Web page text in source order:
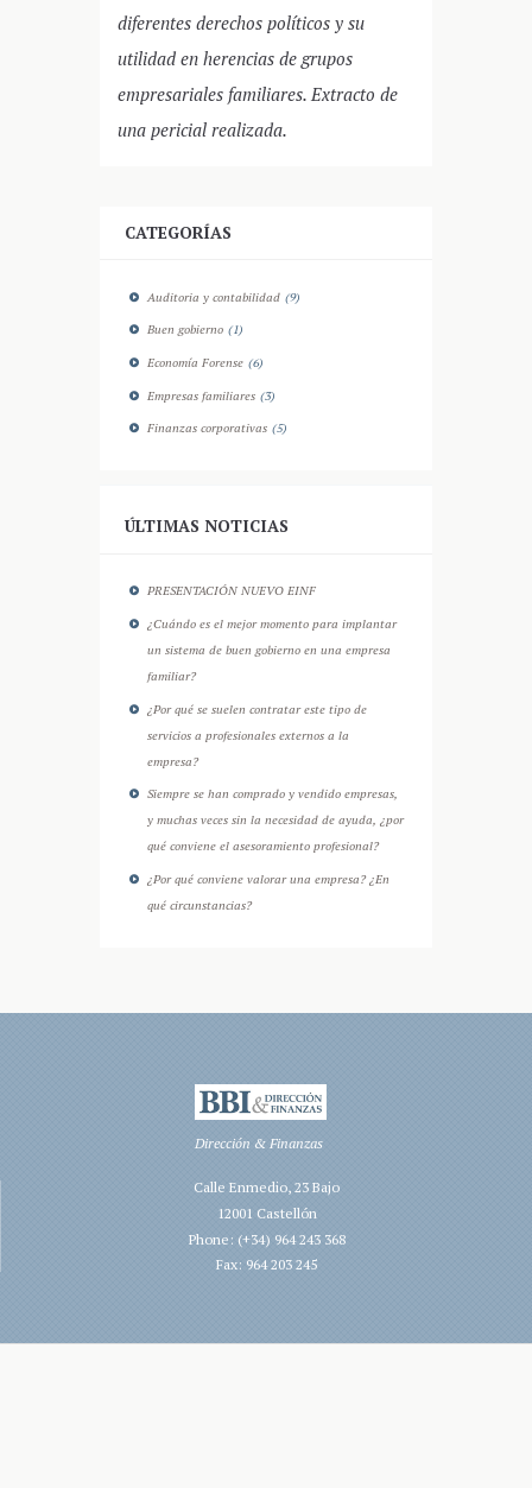
diferentes derechos políticos y su
utilidad en herencias de grupos
empresariales familiares. Extracto de
una pericial realizada.
CATEGORÍAS
Auditoria y contabilidad (9)
Buen gobierno (1)
Economía Forense (6)
Empresas familiares (3)
Finanzas corporativas (5)
ÚLTIMAS NOTICIAS
PRESENTACIÓN NUEVO EINF
¿Cuándo es el mejor momento para implantar
un sistema de buen gobierno en una empresa
familiar?
¿Por qué se suelen contratar este tipo de
servicios a profesionales externos a la
empresa?
Siempre se han comprado y vendido empresas,
y muchas veces sin la necesidad de ayuda, ¿por
qué conviene el asesoramiento profesional?
¿Por qué conviene valorar una empresa? ¿En
qué circunstancias?
Dirección & Finanzas
Calle Enmedio, 23 Bajo
12001 Castellón
Phone: (+34) 964 243 368
Fax: 964 203 245